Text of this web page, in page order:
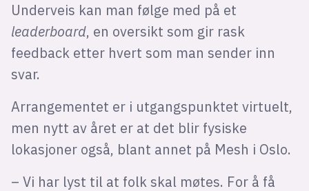
Underveis kan man følge med på et
leaderboard, en oversikt som gir rask
feedback etter hvert som man sender inn
svar.
Arrangementet er i utgangspunktet virtuelt,
men nytt av året er at det blir fysiske
lokasjoner også, blant annet på Mesh i Oslo.
– Vi har lyst til at folk skal møtes. For å få